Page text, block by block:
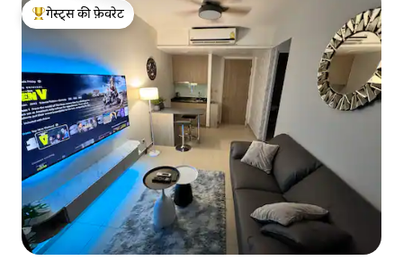
गेस्ट्स का टॉप फ़ेवरेट
गेस्ट्स की फ़ेवरेट